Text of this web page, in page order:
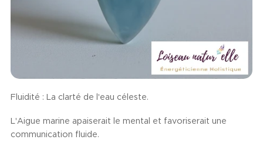
Fluidité : La clarté de l'eau céleste.
L'Aigue marine apaiserait le mental et favoriserait une
communication fluide.